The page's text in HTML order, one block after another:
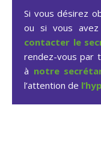
Si vous désirez
ou si vous avez
contacter le
rendez-vous par
à notre
l’attention de